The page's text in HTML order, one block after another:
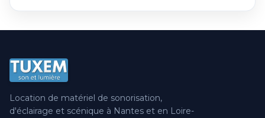
Location de matériel de sonorisation,
d'éclairage et scénique à Nantes et en Loire-